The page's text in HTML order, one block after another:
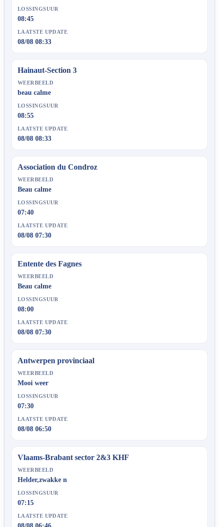
LOSSINGSUUR
08:45
LAATSTE UPDATE
08/08 08:33
Hainaut-Section 3
WEERBEELD
beau calme
LOSSINGSUUR
08:55
LAATSTE UPDATE
08/08 08:33
Association du Condroz
WEERBEELD
Beau calme
LOSSINGSUUR
07:40
LAATSTE UPDATE
08/08 07:30
Entente des Fagnes
WEERBEELD
Beau calme
LOSSINGSUUR
08:00
LAATSTE UPDATE
08/08 07:30
Antwerpen provinciaal
WEERBEELD
Mooi weer
LOSSINGSUUR
07:30
LAATSTE UPDATE
08/08 06:50
Vlaams-Brabant sector 2&3 KHF
WEERBEELD
Helder,zwakke n
LOSSINGSUUR
07:15
LAATSTE UPDATE